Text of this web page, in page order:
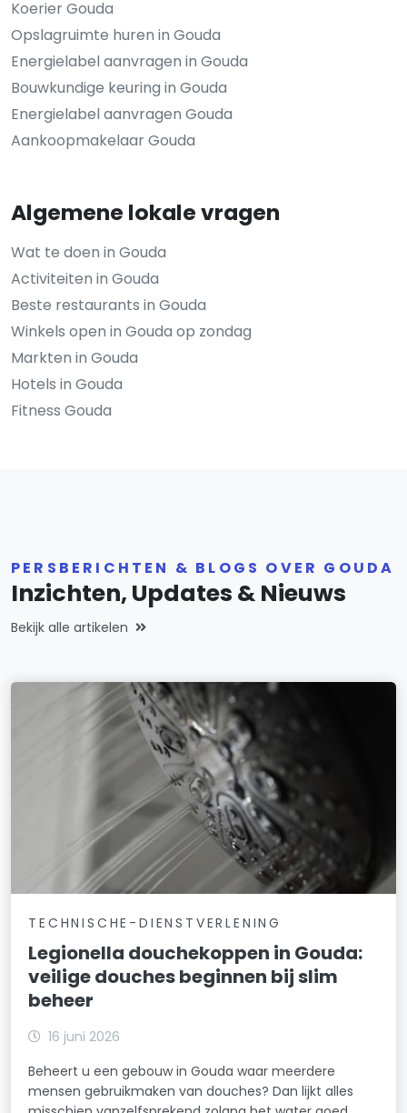
Koerier Gouda
Opslagruimte huren in Gouda
Energielabel aanvragen in Gouda
Bouwkundige keuring in Gouda
Energielabel aanvragen Gouda
Aankoopmakelaar Gouda
Algemene lokale vragen
Wat te doen in Gouda
Activiteiten in Gouda
Beste restaurants in Gouda
Winkels open in Gouda op zondag
Markten in Gouda
Hotels in Gouda
Fitness Gouda
PERSBERICHTEN & BLOGS OVER GOUDA
Inzichten, Updates & Nieuws
Bekijk alle artikelen
TECHNISCHE-DIENSTVERLENING
Legionella douchekoppen in Gouda:
veilige douches beginnen bij slim
beheer
16 juni 2026
Beheert u een gebouw in Gouda waar meerdere
mensen gebruikmaken van douches? Dan lijkt alles